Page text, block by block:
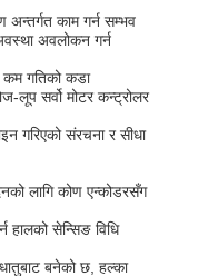
अन्तर्गत काम गर्न सम्भव
अवलोकन गर्न
गतिको कडा
लूप सर्वो मोटर कन्ट्रोलर
गरिएको संरचना र सीधा
लागि कोण एन्कोडरसँग
हालको सेन्सिङ विधि
धातुबाट बनेको छ, हल्का